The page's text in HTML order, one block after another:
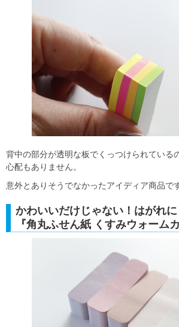
背中の部分が透明な板でくっつけられている
心配もありません。
意外とありそうでなかったアイディア商品で
かわいいだけじゃない！はがれ
『角丸ふせん紙 くすみウォームカ